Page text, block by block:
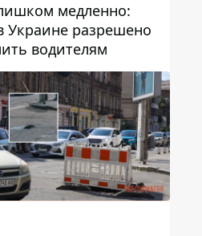
медленно:
Украине разрешено
водителям